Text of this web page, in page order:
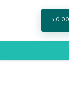
0.00 د.ا